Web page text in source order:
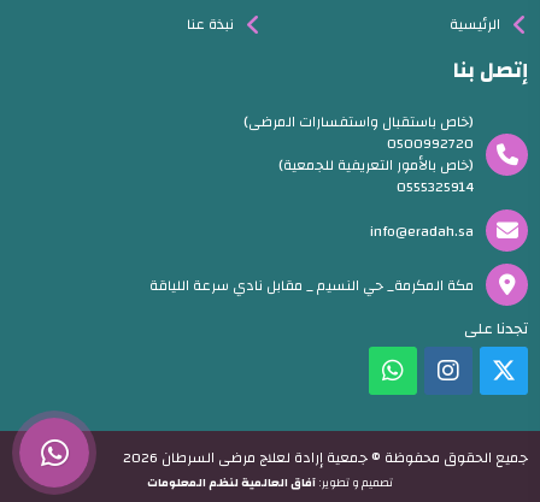
الرئيسية نبذة عنا
إتصل بنا
(خاص باستقبال واستفسارات المرضى)
0500992720
(خاص بالأمور التعريفية للجمعية)
0555325914
info@eradah.sa
مكة المكرمة_ حي النسيم _ مقابل نادي سرعة اللياقة
تجدنا على
جميع الحقوق محفوظة © جمعية إرادة لعلاج مرضى السرطان 2026
تصميم و تطوير:آفاق العالمية لنظم المعلومات